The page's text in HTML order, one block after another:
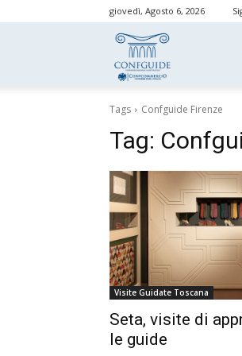
giovedì, Agosto 6, 2026
Tags Confguide Firenze
Tag:
Visite Guidate Toscana
Seta, visite di
le guide